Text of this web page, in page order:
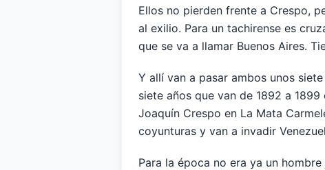
Ellos no pierden frente a Crespo,
al exilio. Para un tachirense es
que se va a llamar Buenos Aires.
Y allí van a pasar ambos unos
siete años que van de 1892 a
Joaquín Crespo en La Mata
coyunturas y van a invadir
Para la época no era ya un